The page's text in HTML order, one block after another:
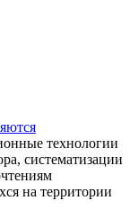
технологии
систематизации
на территории